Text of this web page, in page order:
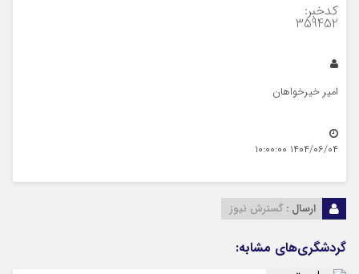
کدخبر:
359452
امیر خیرخواهان
۱۴۰۴/۰۶/۰۴ ۱۰:۰۰:۰۰
ارسال : گسترش نیوز
گردشگری‌های مشابه: